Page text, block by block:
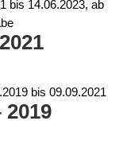
bis 14.06.2023, ab
bis 09.09.2021
2019